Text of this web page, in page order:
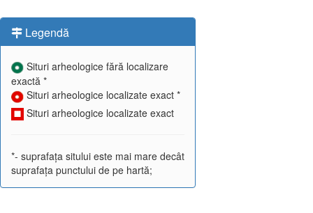
Legendă
Situri arheologice fără localizare
exactă *
Situri arheologice localizate exact *
Situri arheologice localizate exact
*- suprafața sitului este mai mare decât
suprafața punctului de pe hartă;